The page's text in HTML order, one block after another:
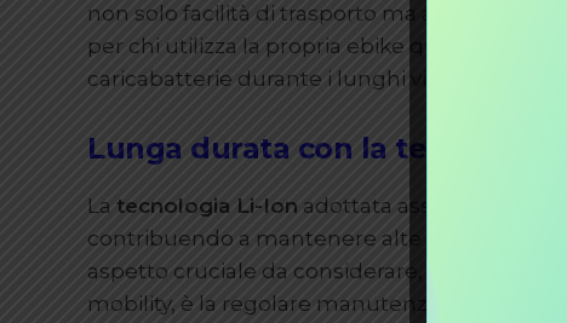
non solo facilità di trasporto ma anche di
per chi utilizza la propria ebike
caricabatterie durante i lunghi viaggi.
Lunga durata con la tecnologia
La tecnologia Li-Ion adottata assicura
contribuendo a mantenere alte le
aspetto cruciale da considerare, quando si
mobility, è la regolare manutenzione della